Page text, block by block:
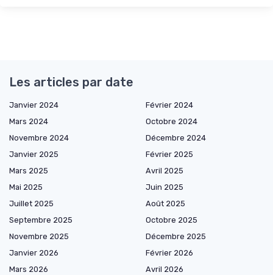
Les articles par date
Janvier 2024
Février 2024
Mars 2024
Octobre 2024
Novembre 2024
Décembre 2024
Janvier 2025
Février 2025
Mars 2025
Avril 2025
Mai 2025
Juin 2025
Juillet 2025
Août 2025
Septembre 2025
Octobre 2025
Novembre 2025
Décembre 2025
Janvier 2026
Février 2026
Mars 2026
Avril 2026